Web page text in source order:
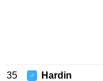
35 ♂ Hardin